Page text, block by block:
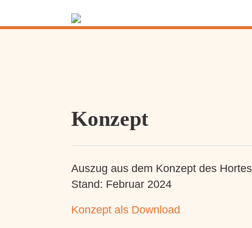
Konzept
Auszug aus dem Konzept des
Stand: Februar 2024
Konzept als Download